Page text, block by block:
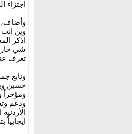
اجتزاء
وأضاف،
وين
اذكر
شي خارج
تعرف
وتابع
حسين
ومؤخراً
ودعم
ايجابياً